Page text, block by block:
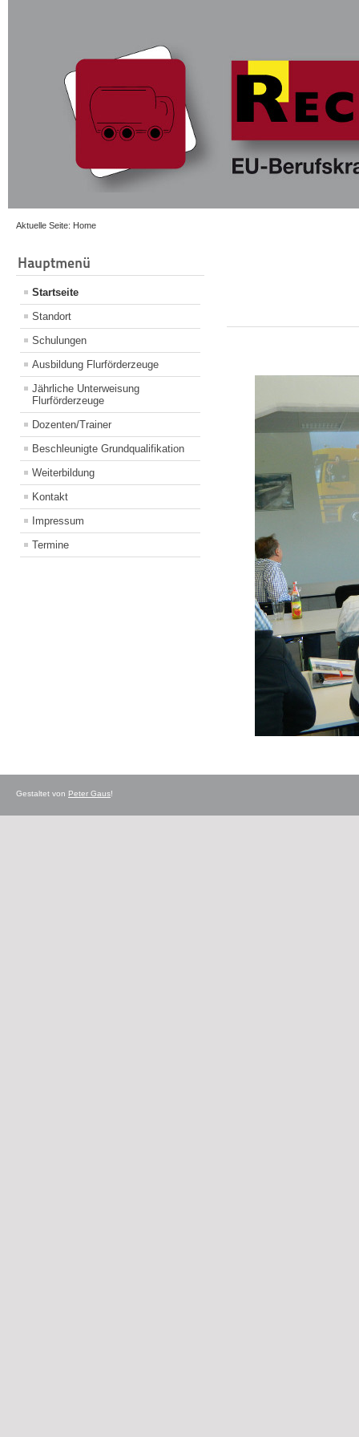
Aktuelle Seite: Home
Hauptmenü
Startseite
Standort
Schulungen
Ausbildung Flurförderzeuge
Jährliche Unterweisung
Flurförderzeuge
Dozenten/Trainer
Beschleunigte Grundqualifikation
Weiterbildung
Kontakt
Impressum
Termine
Gestaltet von Peter Gaus!